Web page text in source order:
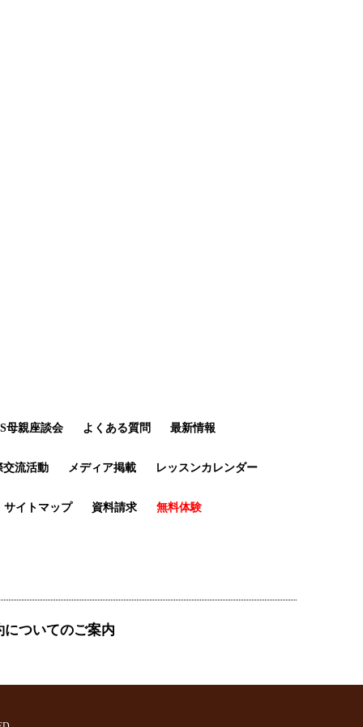
母親座談会 よくある質問 最新情報
交流活動 メディア掲載 レッスンカレンダー
サイトマップ 資料請求 無料体験
ついてのご案内